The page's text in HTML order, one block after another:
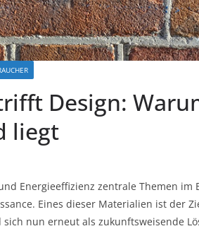
Design:
liegt
Energieeffizienz zentrale Themen im
Eines dieser Materialien ist der
nun erneut als zukunftsweisende